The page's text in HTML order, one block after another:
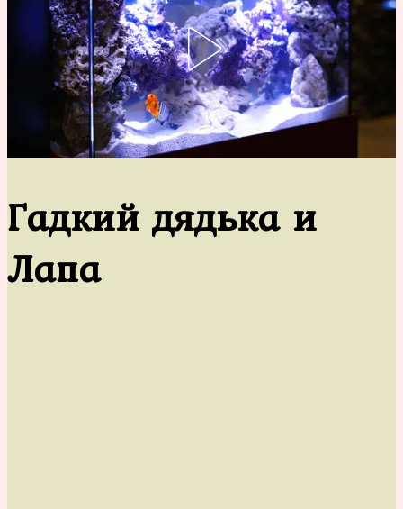
Гадкий дядька и
Лапа